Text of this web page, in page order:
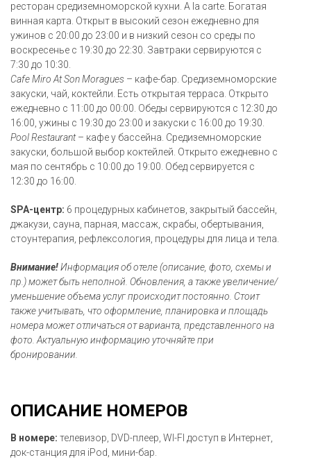
ресторан средиземноморской кухни. A la carte. Богатая
винная карта. Открыт в высокий сезон ежедневно для
ужинов с 20:00 до 23:00 и в низкий сезон со среды по
воскресенье с 19:30 до 22:30. Завтраки сервируются с
7:30 до 10:30.
Cafe Miro At Son Moragues – кафе-бар. Средиземноморские
закуски, чай, коктейли. Есть открытая терраса. Открыто
ежедневно с 11:00 до 00:00. Обеды сервируются с 12:30 до
16:00, ужины с 19:30 до 23:00 и закуски с 16:00 до 19:30.
Pool Restaurant– кафе у бассейна. Средиземноморские
закуски, большой выбор коктейлей. Открыто ежедневно с
мая по сентябрь с 10:00 до 19:00. Обед сервируется с
12:30 до 16:00.
SPA-центр: 6 процедурных кабинетов, закрытый бассейн,
джакузи, сауна, парная, массаж, скрабы, обертывания,
стоунтерапия, рефлексология, процедуры для лица и тела.
Внимание!Информация об отеле (описание, фото, схемы и
пр.) может быть неполной. Обновления, а также увеличение/
уменьшение объема услуг происходит постоянно. Стоит
также учитывать, что оформление, планировка и площадь
номера может отличаться от варианта, представленного на
фото. Актуальную информацию уточняйте при
бронировании.
ОПИСАНИЕ НОМЕРОВ
В номере: телевизор, DVD-плеер, WI-FI доступ в Интернет,
док-станция для iPod, мини-бар.